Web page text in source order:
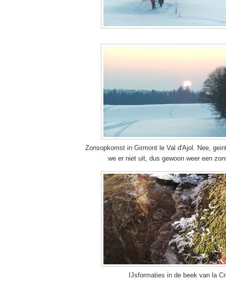
Zonsopkomst in Girmont le Val d'Ajol. Nee,
we er niet uit, dus gewoon weer een
IJsformaties in de beek van la